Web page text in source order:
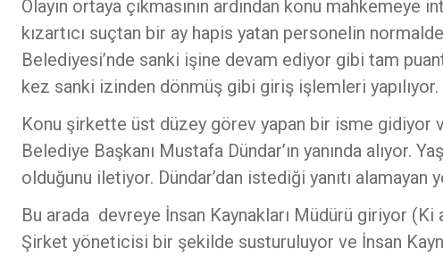
Olayın ortaya çıkmasının ardından konu
kızartıcı suçtan bir ay hapis yatan personelin
Belediyesi’nde sanki işine devam ediyor gibi tam
kez sanki izinden dönmüş gibi giriş işlemleri yapılıyor.
Konu şirkette üst düzey görev yapan bir isme gidiyor
Belediye Başkanı Mustafa Dündar’ın yanında alıyor.
olduğunu iletiyor. Dündar’dan istediği yanıtı alamayan
Bu arada devreye İnsan Kaynakları Müdürü giriyor (Ki
Şirket yöneticisi bir şekilde susturuluyor ve İnsan